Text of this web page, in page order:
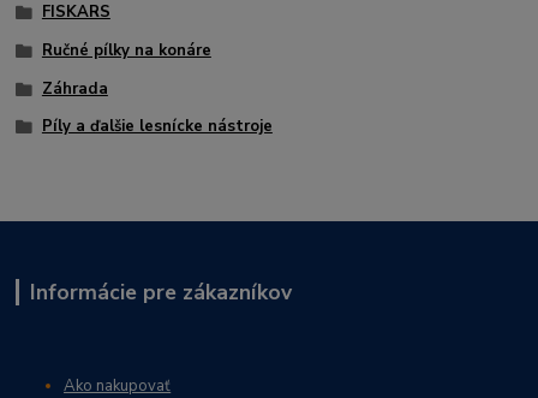
FISKARS
Ručné pílky na konáre
Záhrada
Píly a ďalšie lesnícke nástroje
Informácie pre zákazníkov
Ako nakupovať